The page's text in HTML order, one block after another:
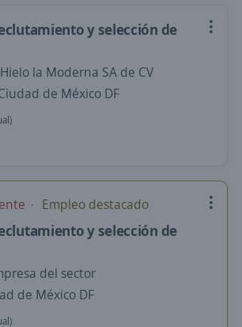
y selección de
la Moderna SA de CV
de México DF
Empleo destacado
y selección de
del sector
de México DF